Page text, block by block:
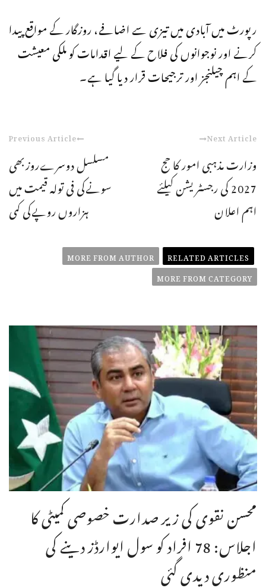
رپورٹ میں آبادی میں تیزی سے اضافے، روزگار کے مواقع پیدا
کرنے اور نوجوانوں کی فلاح کے لیے اقدامات کو ملکی معیشت
کے اہم چیلنجز اور ترجیحات قرار دیا گیا ہے۔
Previous Article
مسلسل دوسرےروزبھی
سونےکی فی تولہ قیمت میں
ہزاروں روپےکی کمی
Next Article
وزارت مذہبی امور کا حج
2027 کی رجسٹریشن کیلئے
اہم اعلان
RELATED ARTICLES
MORE FROM AUTHOR
MORE FROM CATEGORY
محسن نقوی کی زیر صدارت خصوصی کمیٹی کا
اجلاس: 78 افراد کو سول ایوارڈز دینے کی
منظوری دیدی گئی